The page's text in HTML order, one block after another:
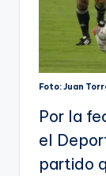
Foto: Juan
Por la
el
partido